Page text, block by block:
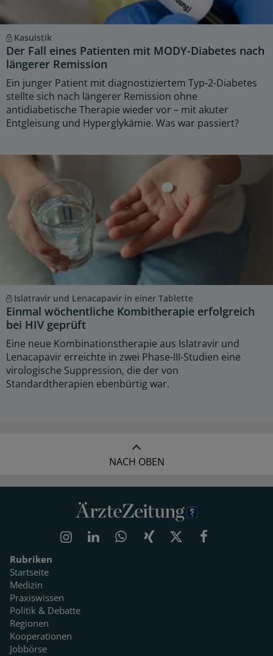
Kasuistik
Der Fall eines Patienten mit MODY-Diabetes nach
längerer Remission
Ein junger Patient mit diagnostiziertem Typ-2-Diabetes
stellte sich nach längerer Remission ohne
antidiabetische Therapie wieder vor – mit akuter
Entgleisung und Hyperglykämie. Was war passiert?
Islatravir und Lenacapavir in einer Tablette
Einmal wöchentliche Kombitherapie erfolgreich
bei HIV geprüft
Eine neue Kombinationstherapie aus Islatravir und
Lenacapavir erreichte in zwei Phase-III-Studien eine
virologische Suppression, die der von
Standardtherapien ebenbürtig war.
NACH OBEN
Rubriken
Startseite
Medizin
Praxiswissen
Politik & Debatte
Regionen
Kooperationen
Jobbörse